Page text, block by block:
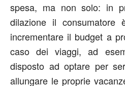
spesa, ma non solo: in
dilazione il consumatore
incrementare il budget a
caso dei viaggi, ad
disposto ad optare per
allungare le proprie